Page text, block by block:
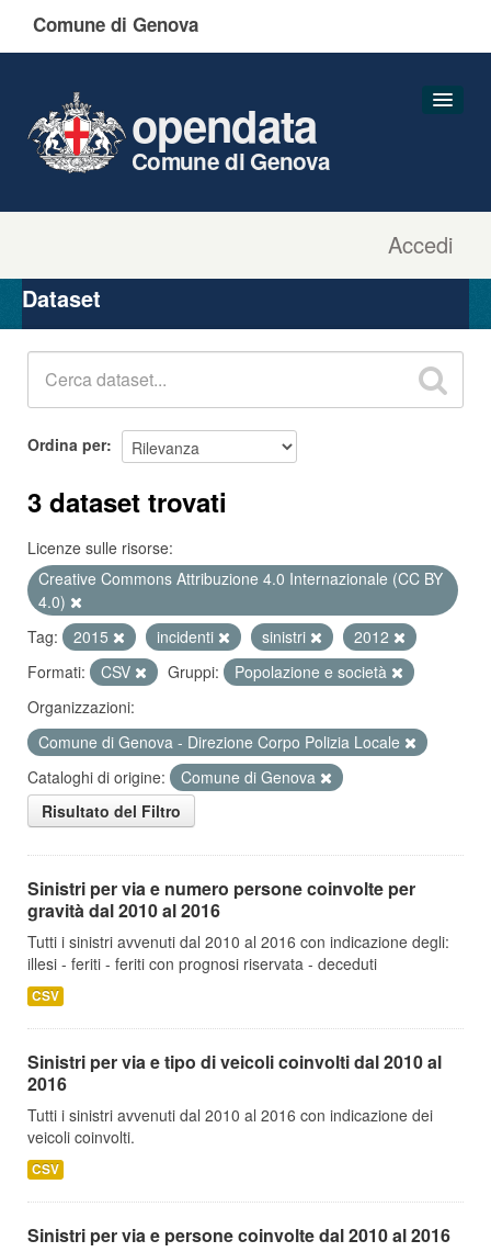
Comune di Genova
Accedi
opendata
Comune di Genova
Organizzazioni
Gruppi
Dataset
Ordina per
3 dataset trovati
Licenze sulle risorse:
Creative Commons Attribuzione 4.0 Internazionale (CC BY
4.0)
Tag:
2015 incidenti sinistri
2012
Formati:
CSV Gruppi:
Popolazione e società
Organizzazioni:
Comune di Genova - Direzione Corpo Polizia Locale
Cataloghi di origine:
Comune di Genova
Risultato del Filtro
Sinistri per via e numero persone coinvolte per
gravità dal 2010 al 2016
Tutti i sinistri avvenuti dal 2010 al 2016 con indicazione degli:
illesi - feriti - feriti con prognosi riservata - deceduti
CSV
Sinistri per via e tipo di veicoli coinvolti dal 2010 al
2016
Tutti i sinistri avvenuti dal 2010 al 2016 con indicazione dei
veicoli coinvolti.
CSV
Sinistri per via e persone coinvolte dal 2010 al 2016